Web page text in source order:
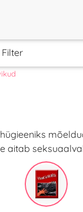
Filter
aitab